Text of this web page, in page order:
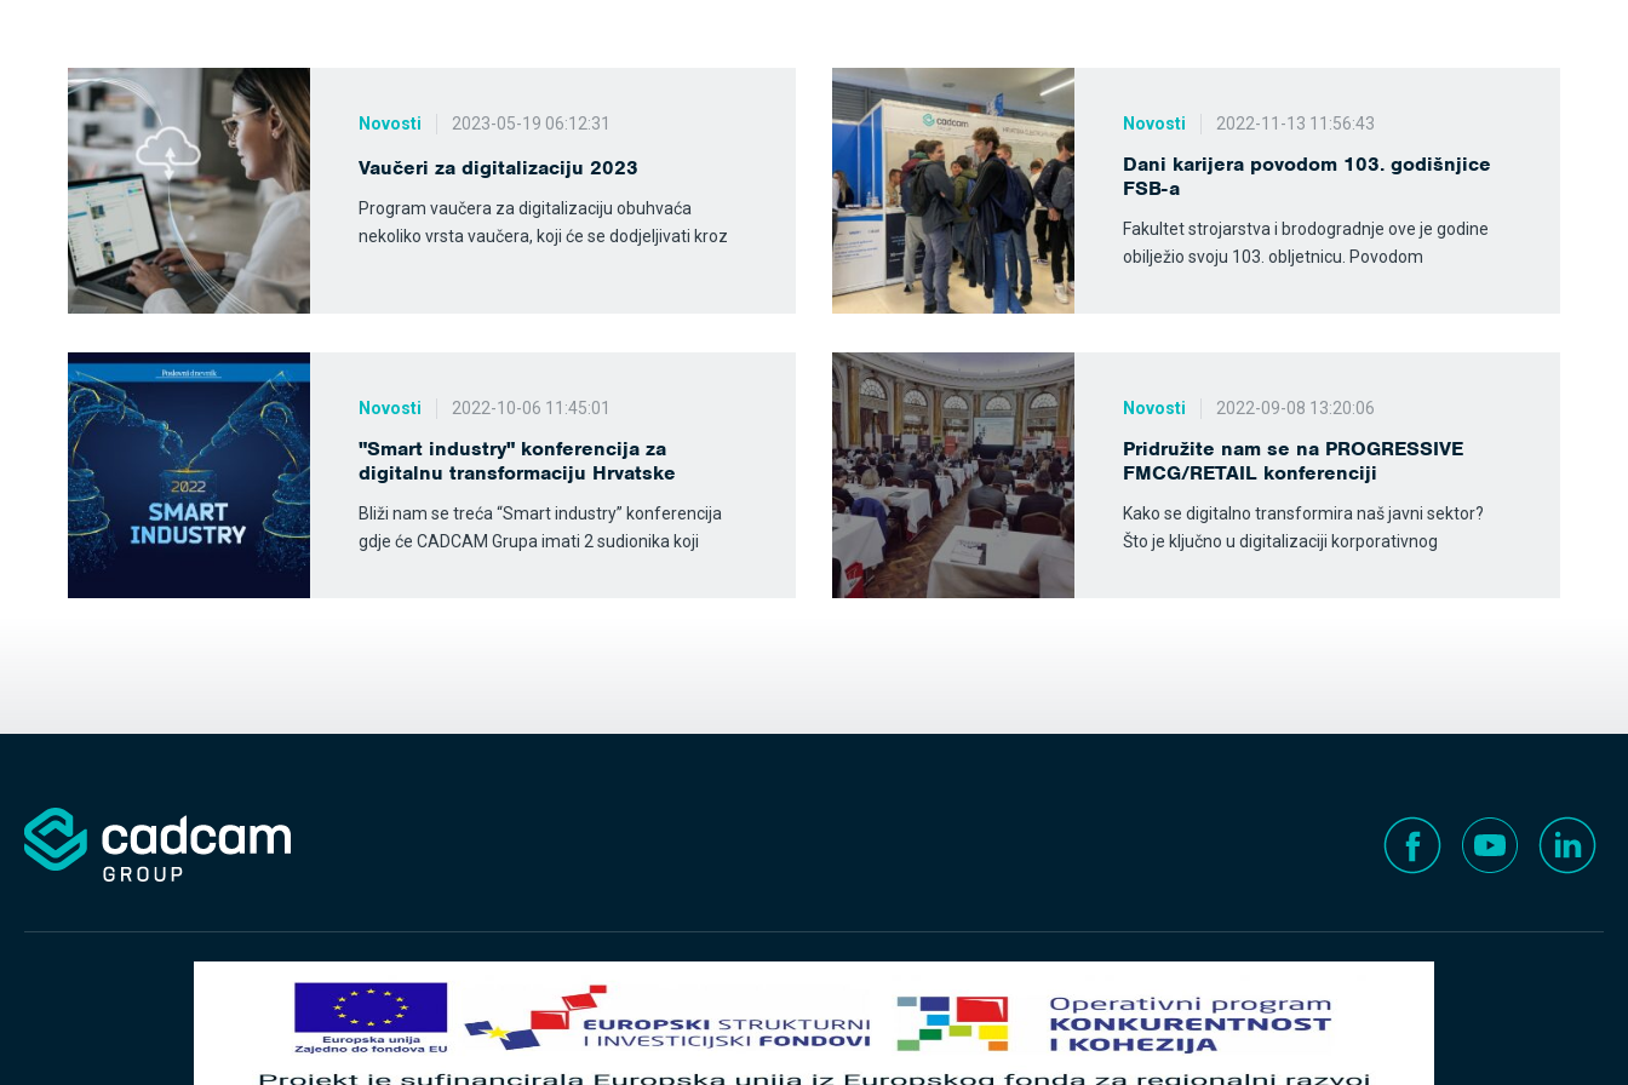
Novosti 2023-05-19 06:12:31
Vaučeri za digitalizaciju 2023
Program vaučera za digitalizaciju obuhvaća
nekoliko vrsta vaučera, koji će se dodjeljivati kroz
Novosti 2022-11-13 11:56:43
Dani karijera povodom 103. godišnjice
FSB-a
Fakultet strojarstva i brodogradnje ove je godine
obilježio svoju 103. obljetnicu. Povodom
Novosti 2022-10-06 11:45:01
"Smart industry" konferencija za
digitalnu transformaciju Hrvatske
Bliži nam se treća “Smart industry” konferencija
gdje će CADCAM Grupa imati 2 sudionika koji
Novosti 2022-09-08 13:20:06
Pridružite nam se na PROGRESSIVE
FMCG/RETAIL konferenciji
Kako se digitalno transformira naš javni sektor?
Što je ključno u digitalizaciji korporativnog